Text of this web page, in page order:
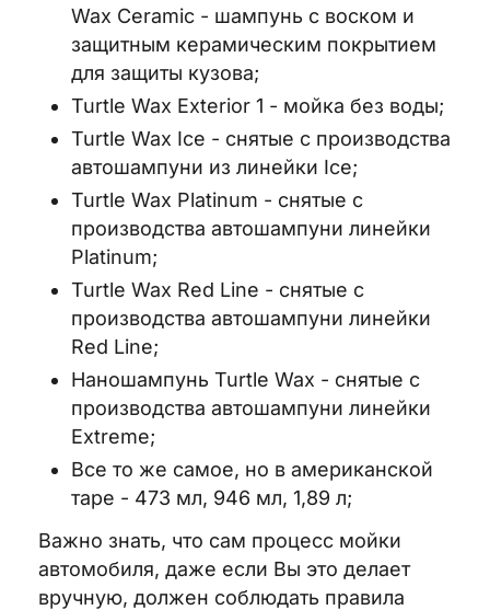
Wax Ceramic - шампунь с воском и
защитным керамическим покрытием
для защиты кузова;
Turtle Wax Exterior 1 - мойка без воды;
Turtle Wax Ice - снятые с производства
автошампуни из линейки Ice;
Turtle Wax Platinum - снятые с
производства автошампуни линейки
Platinum;
Turtle Wax Red Line - снятые с
производства автошампуни линейки
Red Line;
Наношампунь Turtle Wax - снятые с
производства автошампуни линейки
Extreme;
Все то же самое, но в американской
таре - 473 мл, 946 мл, 1,89 л;
Важно знать, что сам процесс мойки
автомобиля, даже если Вы это делает
вручную, должен соблюдать правила